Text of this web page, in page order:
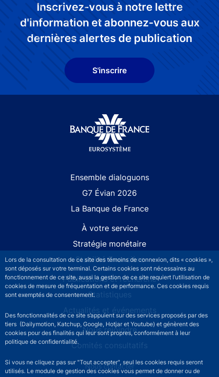
Lors de la consultation de ce site des témoins de connexion, dits « cookies »,
sont déposés sur votre terminal. Certains cookies sont nécessaires au
fonctionnement de ce site, aussi la gestion de ce site requiert l’utilisation de
cookies de mesure de fréquentation et de performance. Ces cookies requis
sont exemptés de consentement.
Des fonctionnalités de ce site s’appuient sur des services proposés par des
tiers (Dailymotion, Katchup, Google, Hotjar et Youtube) et génèrent des
cookies pour des finalités qui leur sont propres, conformément à leur
politique de confidentialité.
Si vous ne cliquez pas sur "Tout accepter", seul les cookies requis seront
utilisés. Le module de gestion des cookies vous permet de donner ou de
Inscrivez-vous à notre lettre
d'information et abonnez-vous aux
dernières alertes de publication
S'inscrire
Ensemble dialoguons
G7 Évian 2026
La Banque de France
À votre service
Stratégie monétaire
Stabilité financière
Publications et recherche
Statistiques
Actualités et événements
Nous rejoindre
Comités consultatifs
Footer secondary menuNous contacter